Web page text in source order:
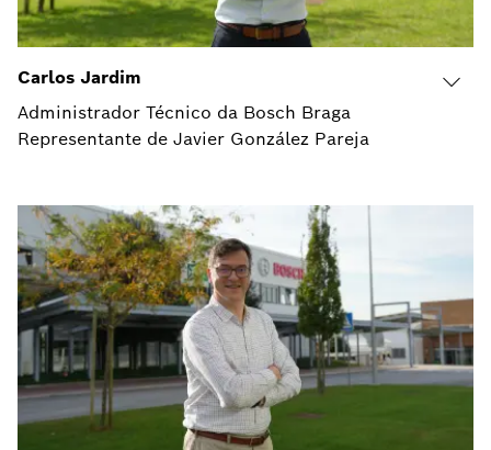
Carlos Jardim
Administrador Técnico da Bosch Braga
Representante de Javier González Pareja